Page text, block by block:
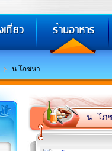
น โภชนา
น. โภ